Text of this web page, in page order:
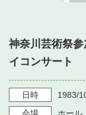
・ フロアマップ
・ よくある質問
・ 空き状況
・ 利用料金
・ 音楽堂のご案内
・ フロアマップ
神奈川県立音楽堂
SNS
神奈川芸術祭
イコンサート
日時 1983/